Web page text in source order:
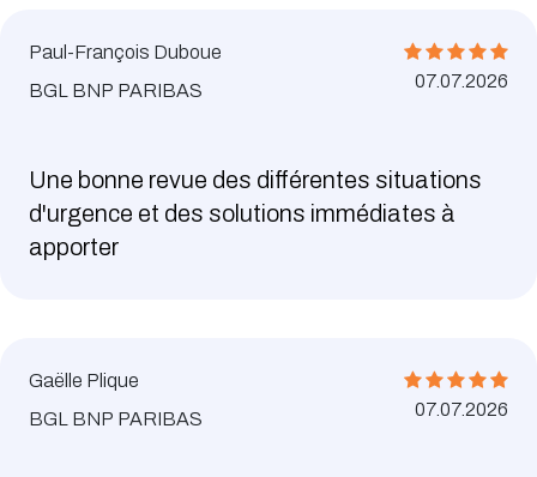
Paul-François Duboue
BGL BNP PARIBAS
07.07.2026
Une bonne revue des différentes situations
d'urgence et des solutions immédiates à
apporter
Gaëlle Plique
BGL BNP PARIBAS
07.07.2026